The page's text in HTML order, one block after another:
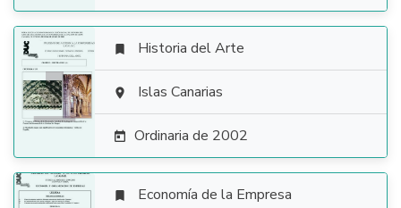

 Historia del Arte
 Islas Canarias
 Ordinaria de 2002
 Economía de la Empresa